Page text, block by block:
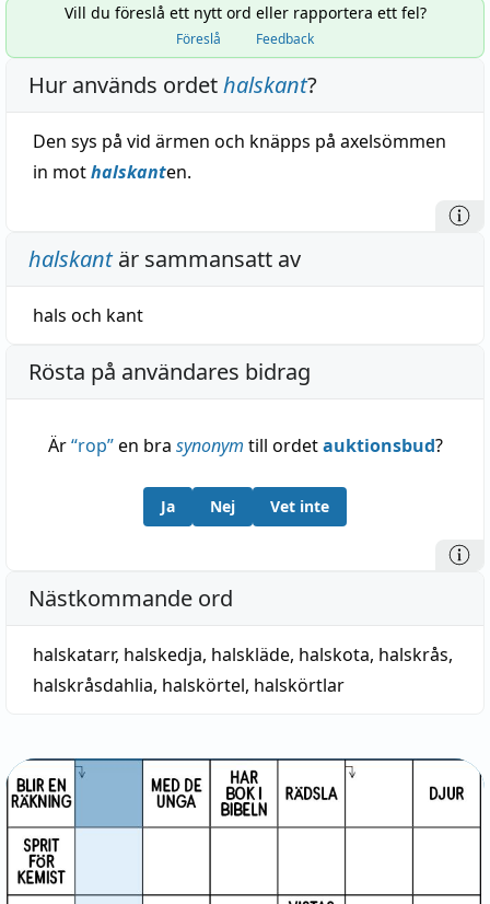
Vill du föreslå ett nytt ord eller rapportera ett fel?
Föreslå Feedback
Hur används ordethalskant?
Den sys på vid ärmen och knäpps på axelsömmen
in mothalskanten.
halskantär sammansatt av
hals och kant
Rösta på användares bidrag
Är“rop”en bra synonym till ordetauktionsbud?
Ja Nej Vet inte
Nästkommande ord
halskatarr, halskedja, halskläde, halskota, halskrås,
halskråsdahlia, halskörtel, halskörtlar